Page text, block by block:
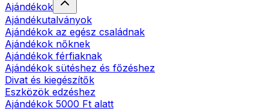
Ajándékok
Ajándékutalványok
Ajándékok az egész családnak
Ajándékok nőknek
Ajándékok férfiaknak
Ajándékok sütéshez és főzéshez
Divat és kiegészítők
Eszközök edzéshez
Ajándékok 5000 Ft alatt